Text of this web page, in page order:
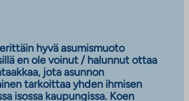
hyvä asumismuoto
en ole voinut / halunnut ottaa
jota asunnon
tarkoittaa yhden ihmisen
isossa kaupungissa. Koen